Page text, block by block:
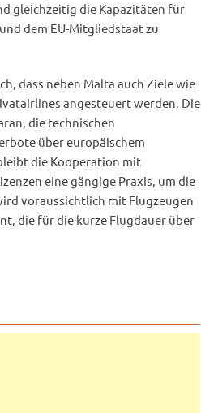
gleichzeitig die Kapazitäten für
dem EU-Mitgliedstaat zu
dass neben Malta auch Ziele wie
angesteuert werden. Die
die technischen
über europäischem
die Kooperation mit
eine gängige Praxis, um die
voraussichtlich mit Flugzeugen
die für die kurze Flugdauer über